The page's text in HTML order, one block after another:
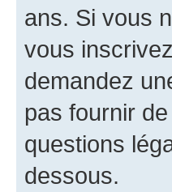
ans. Si vous
vous
demandez
pas fournir
questions
dessous.